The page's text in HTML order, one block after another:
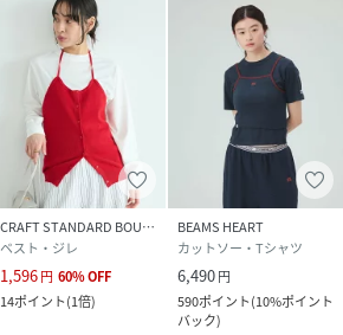
CRAFT STANDARD BOUTIQUE
ベスト・ジレ
1,596円 60%OFF
14ポイント(1倍)
BEAMS HEART
カットソー・Tシャツ
6,490円
590ポイント(10%ポイント
バック)